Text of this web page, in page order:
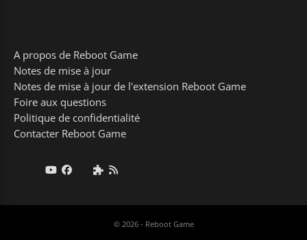
A propos de Reboot Game
Notes de mise à jour
Notes de mise à jour de l'extension Reboot Game
Foire aux questions
Politique de confidentialité
Contacter Reboot Game
© 2026 - Reboot Game